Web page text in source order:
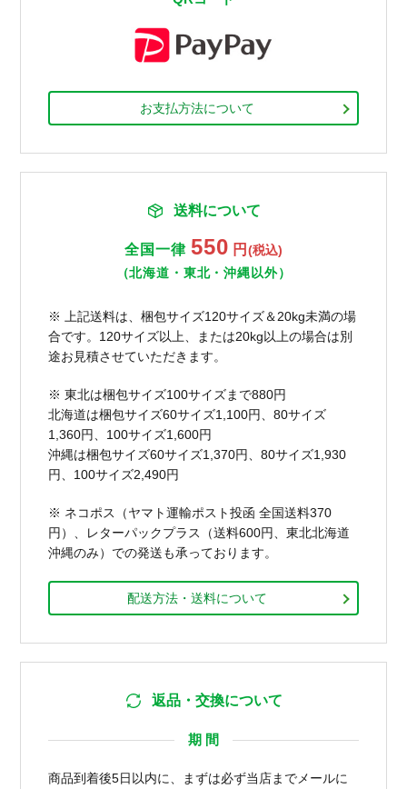
お支払方法について
送料について
全国一律 550 円 (税込)
（北海道・東北・沖縄以外）
※ 上記送料は、梱包サイズ120サイズ＆20kg未満の場
合です。120サイズ以上、または20kg以上の場合は別
途お見積させていただきます。
※ 東北は梱包サイズ100サイズまで880円
北海道は梱包サイズ60サイズ1,100円、80サイズ
1,360円、100サイズ1,600円
沖縄は梱包サイズ60サイズ1,370円、80サイズ1,930
円、100サイズ2,490円
※ ネコポス（ヤマト運輸ポスト投函 全国送料370
円）、レターパックプラス（送料600円、東北北海道
沖縄のみ）での発送も承っております。
配送方法・送料について
返品・交換について
期 間
商品到着後5日以内に、まずは必ず当店までメールに